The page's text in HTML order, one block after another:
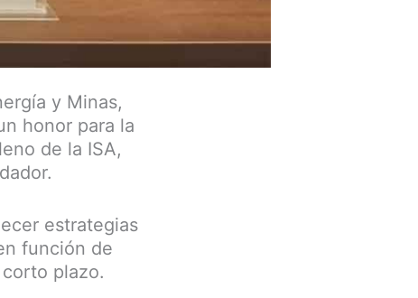
y Minas,
honor para la
de la ISA,
estrategias
función de
plazo.